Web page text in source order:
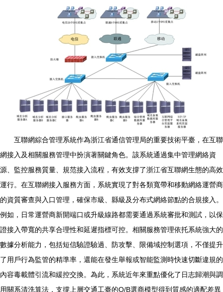
互聯網綜合管理系統作為浙江省通信管理局的重要技術平臺，在互聯
網接入及相關服務管理中扮演著關鍵角色。該系統通過集中管理網絡資
源、監控服務質量、規范接入流程，有效支撐了浙江省互聯網生態的高效
運行。在互聯網接入服務方面，系統實現了對各類寬帶和移動網絡運營商
的資質審查與入口管理，確保市級、縣級及分布式網絡節點的合規接入。
例如，日常運營商新開端口或升級線路都需要通過系統審批和測試，以保
證接入帶寬的共享合理性和延遲指標可控。相關服務管理依托系統強大的
數據分析能力，包括短信驗證驗過、防攻擊、限備域控制選項，不僅提升
了用戶行為監管的精準率，還能在發生舉報或智能監測時快速切斷違規的
內容毒載體引流和緩控交換。為此，系統近年來重點優化了日志歸潮與調
用關系清洗算法，支撐上層交通工臺的Q/B選商模型得到質感的適配差異